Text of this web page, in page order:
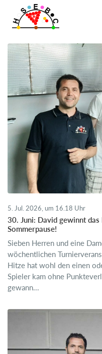
5. Jul. 2026, um 16.18 Uhr
30. Juni: David gewinnt
Sommerpause!
Sieben Herren und eine
wöchentlichen
Hitze hat wohl den einen
Spieler kam ohne
gewann...